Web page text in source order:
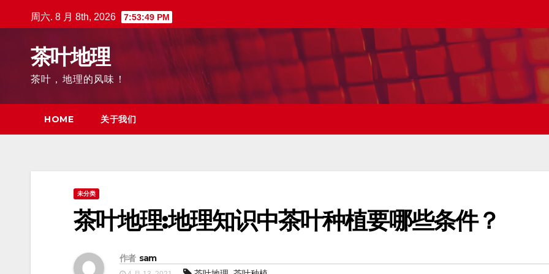
至
周六. 8 月 8th, 2026 7:53:51 PM
茶叶地理
茶叶，地理的风味！
HOME 关于我们
未分类
茶叶地理:地理知识中茶叶种植要哪些条件？
作者 sam